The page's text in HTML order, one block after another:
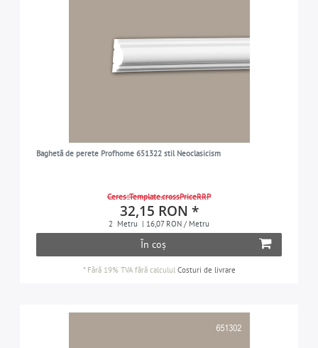
Baghetă de perete Profhome 651322 stil Neoclasicism
Ceres::Template.crossPriceRRP
32,15 RON *
2 Metru | 16,07 RON / Metru
În coș
* Fără 19% TVAfără calculul Costuri de livrare